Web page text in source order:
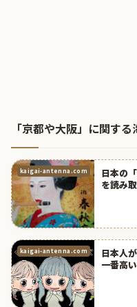
「京都や大阪」に関す
kaigai-antenna.com
日本の
を読み
kaigai-antenna.com
日本人
一番高